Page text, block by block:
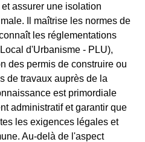
assurer une isolation
Il maîtrise les normes de
les réglementations
d'Urbanisme - PLU),
des permis de construire ou
de travaux auprès de la
est primordiale
administratif et garantir que
les exigences légales et
Au-delà de l'aspect